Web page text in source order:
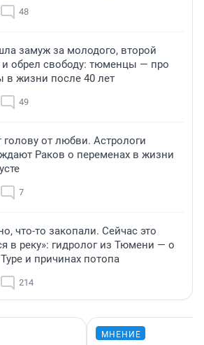
48
замуж за молодого, второй
и обрел свободу: тюменцы — про
в жизни после 40 лет
49
голову от любви. Астрологи
Раков о переменах в жизни
7
что-то закопали. Сейчас это
в реку»: гидролог из Тюмени — о
и причинах потопа
214
МНЕНИЕ